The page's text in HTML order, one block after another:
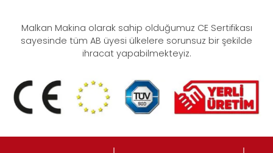
Malkan Makina olarak sahip olduğumuz CE Sertifikası
sayesinde tüm AB üyesi ülkelere sorunsuz bir şekilde
ihracat yapabilmekteyiz.